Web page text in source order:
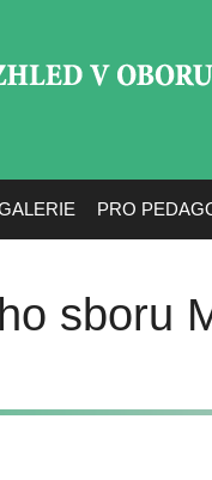
PRO
sboru